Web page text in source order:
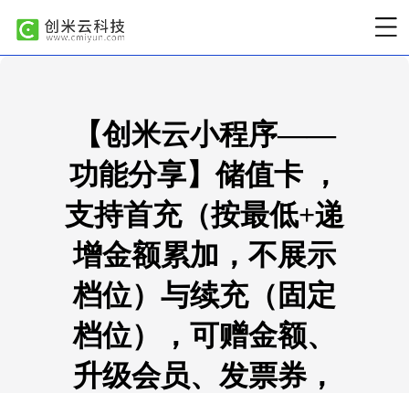
【创米云小程序——
功能分享】储值卡 ，
支持首充（按最低+递
增金额累加，不展示
档位）与续充（固定
档位），可赠金额、
升级会员、发票券，